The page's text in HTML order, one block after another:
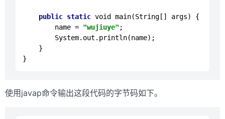
public static void main(String[] args) {
        name =
"wujiuye" ;
System. out . println(name);
    }
使用javap命令输出这段代码的字节码如下。